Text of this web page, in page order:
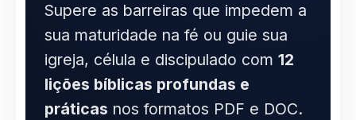
Supere as barreiras que impedem a
sua maturidade na fé ou guie sua
igreja, célula e discipulado com 12
lições bíblicas profundas e
práticas nos formatos PDF e DOC.